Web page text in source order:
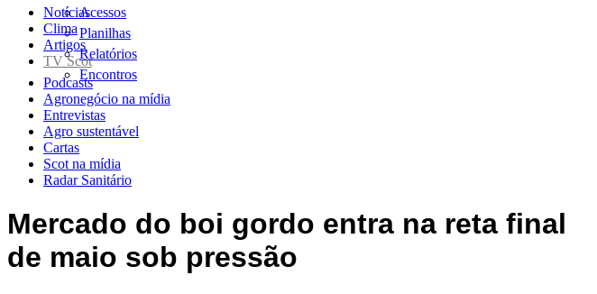
Acessos
Planilhas
Relatórios
Encontros
Notícias
Clima
Artigos
TV Scot
Podcasts
Agronegócio na mídia
Entrevistas
Agro sustentável
Cartas
Scot na mídia
Radar Sanitário
Mercado do boi gordo entra na reta final
de maio sob pressão